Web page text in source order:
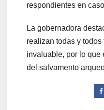
respondientes en
La gobernadora
realizan todas y
invaluable, por lo que
del salvamento